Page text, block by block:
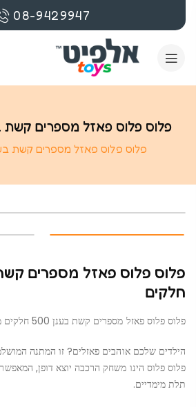
08-9429947
פלוס פלוס פאזל מספרים קשת בענן 500
פלוס פלוס פאזל מספרים קשת בענן 500
חלקים
פלוס פלוס פאזל מספרים קשת בענן 500 חלקים מבית פלוס פלוס דנמרק
הילדים שלכם אוהבים פאזלים? זו המתנה
פלוס פלוס הינו משחק הרכבה יוצא דופן,
תלת מימדיים.